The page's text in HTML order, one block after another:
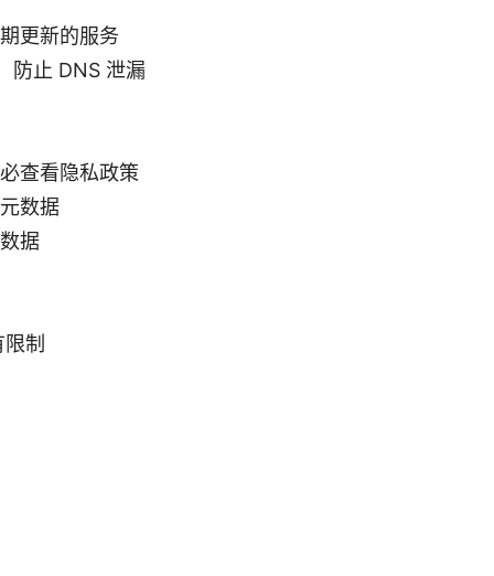
更新的服务
防止 DNS 泄漏
查看隐私政策
数据
据
制